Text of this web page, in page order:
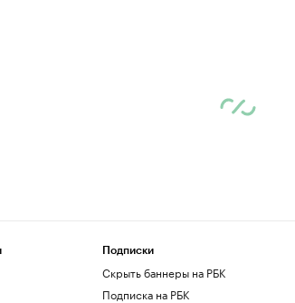
Подписки
Скрыть баннеры на РБК
Подписка на РБК